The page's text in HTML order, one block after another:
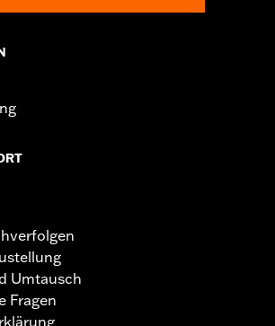
Umtausch
Fragen